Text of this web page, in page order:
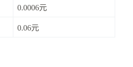
0.0006元
0.06元